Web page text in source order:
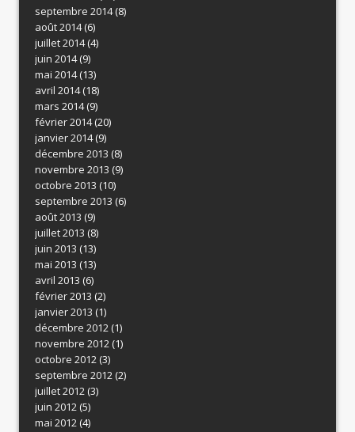
septembre 2014(8)
août 2014(6)
juillet 2014(4)
juin 2014(9)
mai 2014(13)
avril 2014(18)
mars 2014(9)
février 2014(20)
janvier 2014(9)
décembre 2013 (8)
novembre 2013 (9)
octobre 2013 (10)
septembre 2013 (6)
août 2013 (9)
juillet 2013 (8)
juin 2013 (13)
mai 2013 (13)
avril 2013 (6)
février 2013 (2)
janvier 2013 (1)
décembre 2012(1)
novembre 2012(1)
octobre 2012(3)
septembre 2012(2)
juillet 2012(3)
juin 2012(5)
mai 2012(4)